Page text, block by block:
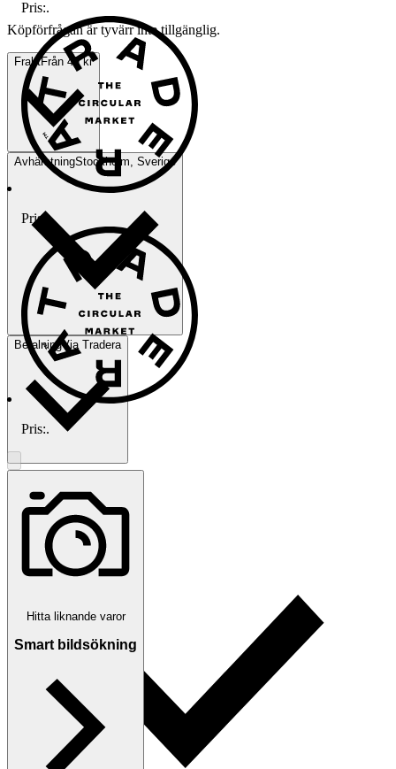
Köpförfrågan är tyvärr inte tillgänglig.
FraktFrån 49 kr
AvhämtningStockholm, Sverige
BetalningVia Tradera
Pris:.
Pris: .
Pris:.
Hitta liknande varor
Smart bildsökning